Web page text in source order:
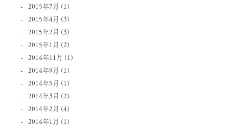
2015年7月 (1)
2015年4月 (3)
2015年2月 (3)
2015年1月 (2)
2014年11月 (1)
2014年9月 (1)
2014年5月 (1)
2014年3月 (2)
2014年2月 (4)
2014年1月 (1)